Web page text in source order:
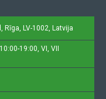
Rīga, LV-1002, Latvija
19:00, VI, VII